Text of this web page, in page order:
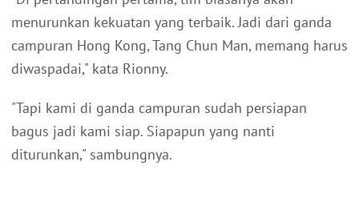
menurunkan kekuatan yang terbaik. Jadi dari ganda
campuran Hong Kong, Tang Chun Man, memang harus
diwaspadai," kata Rionny.
"Tapi kami di ganda campuran sudah persiapan
bagus jadi kami siap. Siapapun yang nanti
diturunkan," sambungnya.